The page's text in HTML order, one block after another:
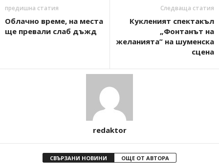
предишна статия
Облачно време, на места
ще превали слаб дъжд
Следваща статия
Кукленият спектакъл
„Фонтанът на
желанията” на шуменска
сцена
redaktor
СВЪРЗАНИ НОВИНИ ОЩЕ ОТ АВТОРА